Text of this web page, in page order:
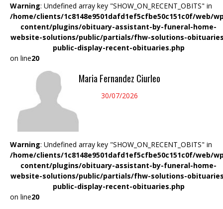
Warning: Undefined array key "SHOW_ON_RECENT_OBITS" in
/home/clients/1c8148e9501dafd1ef5cfbe50c151c0f/web/
content/plugins/obituary-assistant-by-funeral-home-
website-solutions/public/partials/fhw-solutions-
public-display-recent-obituaries.php
on line20
Maria Fernandez Ciurleo
30/07/2026
Warning: Undefined array key "SHOW_ON_RECENT_OBITS" in
/home/clients/1c8148e9501dafd1ef5cfbe50c151c0f/web/
content/plugins/obituary-assistant-by-funeral-home-
website-solutions/public/partials/fhw-solutions-
public-display-recent-obituaries.php
on line20